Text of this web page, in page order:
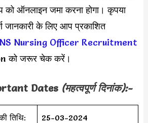
ऑनलाइन जमा करना होगा। कृपया
जानकारी के लिए आप प्रकाशित
Nursing Officer Recruitment
को जरूर चेक करें।
Dates (महत्वपूर्ण दिनांक):-
तिथि: 25-03-2024